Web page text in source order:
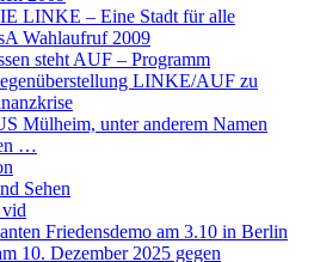
LINKE – Eine Stadt für alle
Wahlaufruf 2009
steht AUF – Programm
LINKE/AUF zu
Mülheim, unter anderem Namen
…
Sehen
Friedensdemo am 3.10 in Berlin
10. Dezember 2025 gegen